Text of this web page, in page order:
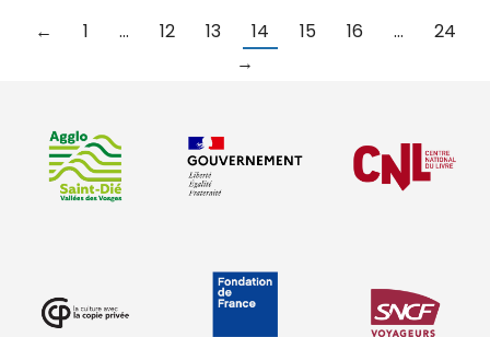
← 1 … 12 13 14 15 16 …
24
→